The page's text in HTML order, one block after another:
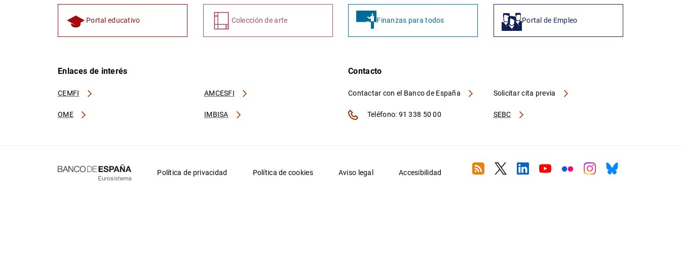
Portal educativo Colección de arte Finanzas para todos Portal de Empleo
Enlaces de interés
CEMFI AMCESFI
OME IMBISA
Contacto
Contactar con el Banco de España
SEBC
Solicitar cita previa
Teléfono: 91 338 50 00
Política de privacidad Política de cookies Aviso legal Accesibilidad RSS TwitterLinkedin
YoutubeFlickrInstagram
Bluesky